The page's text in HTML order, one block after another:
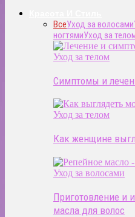
ВсеУход за волосами
ногтямиУход за
Уход за телом
Симптомы и
Уход за телом
Как женщине
Уход за волосами
Приготовление и
масла для волос